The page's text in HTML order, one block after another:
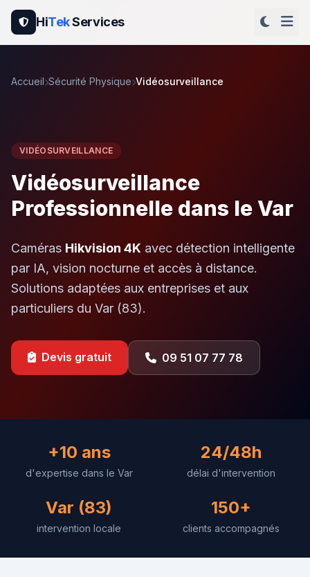
HiTekServices
Accueil Sécurité Physique Vidéosurveillance
VIDÉOSURVEILLANCE
Vidéosurveillance
Professionnelle dans le Var
Caméras Hikvision 4K avec détection intelligente
par IA, vision nocturne et accès à distance.
Solutions adaptées aux entreprises et aux
particuliers du Var (83).
Devis gratuit 09 51 07 77 78
+10 ans
d'expertise dans le Var
24/48h
délai d'intervention
Var (83)
intervention locale
150+
clients accompagnés